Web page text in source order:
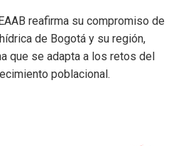
reafirma su compromiso de
de Bogotá y su región,
que se adapta a los retos del
poblacional.